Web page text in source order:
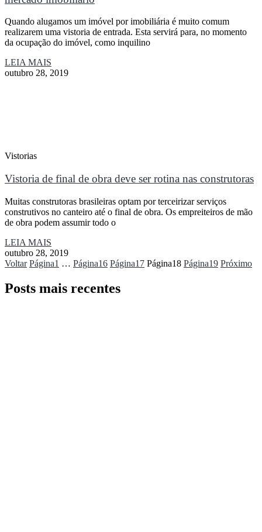
Quando alugamos um imóvel por imobiliária é muito comum
realizarem uma vistoria de entrada. Esta servirá para, no momento
da ocupação do imóvel, como inquilino
LEIA MAIS
outubro 28, 2019
Vistorias
Vistoria de final de obra deve ser rotina nas construtoras
Muitas construtoras brasileiras optam por terceirizar serviços
construtivos no canteiro até o final de obra. Os empreiteiros de mão
de obra podem assumir todo o
LEIA MAIS
outubro 28, 2019
Voltar Página1 … Página16 Página17 Página18 Página19 Próximo
Posts mais recentes